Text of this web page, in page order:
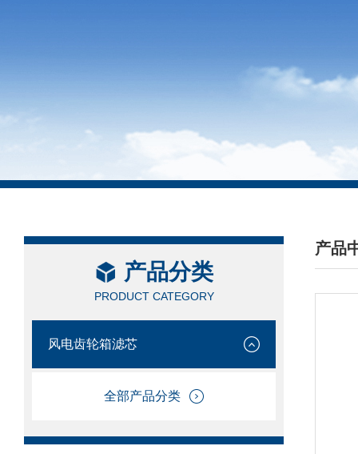
产品分类
PRODUCT CATEGORY
风电齿轮箱滤芯
全部产品分类
产品
/